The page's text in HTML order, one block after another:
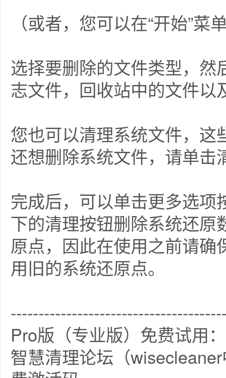
（或者，您可以在“开始”
选择要删除的文件类型，
志文件，回收站中的文件以
您也可以清理系统文件，
还想删除系统文件，请单击
完成后，可以单击更多选
下的清理按钮删除系统还
原点，因此在使用之前请
用旧的系统还原点。
Pro版（专业版）免费试用：
智慧清理论坛（